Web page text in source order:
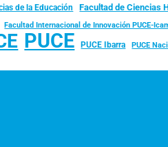
de la Educación Facultad de Ciencias
Facultad Internacional de Innovación PUCE-
PUCE PUCE Ibarra PUCE